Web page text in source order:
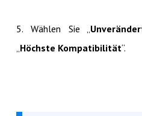
5. Wählen Sie „
Höchste Kompatibilität“.